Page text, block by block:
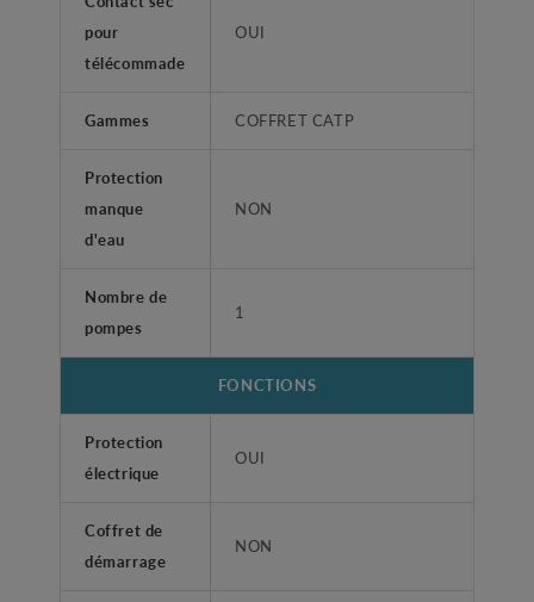
pour
télécommade
OUI
Gammes COFFRET CATP
Protection
manque
d'eau
NON
Nombre de
pompes
1
FONCTIONS
Protection
électrique
OUI
Coffret de
démarrage
NON